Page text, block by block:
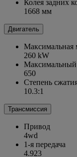
Колея задних
1668 мм
Двигатель
Максимальная
260 kW
650
Степень
10.3:1
Трансмиссия
Привод
4wd
1-я передача
4.923